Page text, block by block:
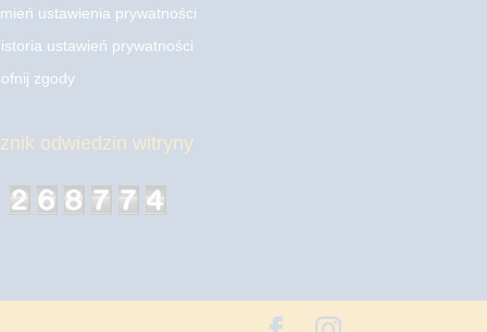
ustawienia prywatności
ustawień prywatności
zgody
odwiedzin witryny